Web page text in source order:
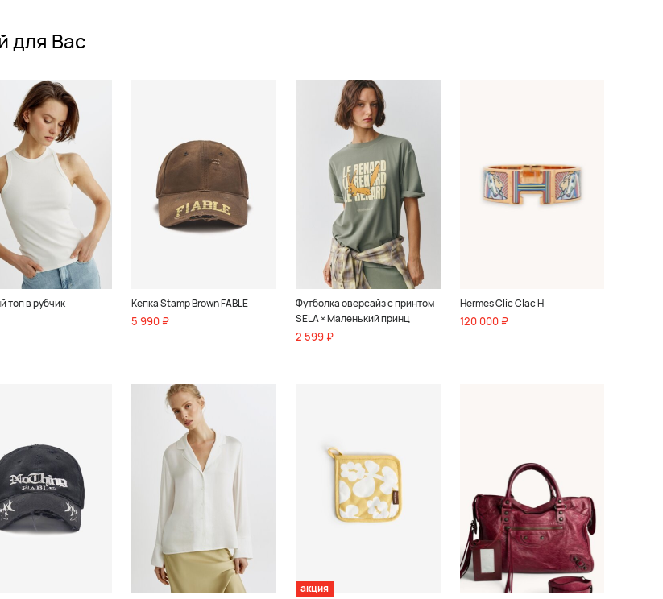
для Вас
топ в рубчик Кепка Stamp Brown FABLE
5 990 ₽
Футболка оверсайз с принтом
SELA × Маленький принц
2 599 ₽
Hermes Clic Clac H
120 000 ₽
акция